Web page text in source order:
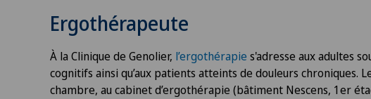
Ergothérapeute
À la Clinique de Genolier, l’ergothérapie s'adresse aux adultes
cognitifs ainsi qu’aux patients atteints de douleurs chroniques.
chambre, au cabinet d’ergothérapie (bâtiment Nescens, 1er